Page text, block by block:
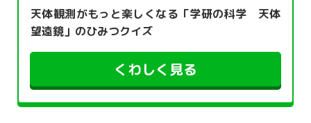
天体観測がもっと楽しくなる「学研の科学 天体
望遠鏡」のひみつクイズ
くわしく見る